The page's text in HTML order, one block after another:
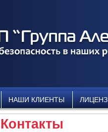
НАШИ КЛИЕНТЫ
Контакты